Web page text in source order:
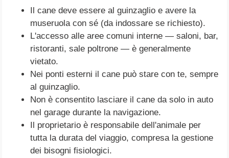
Il cane deve essere al guinzaglio e avere la
museruola con sé (da indossare se richiesto).
L'accesso alle aree comuni interne — saloni, bar,
ristoranti, sale poltrone — è generalmente
vietato.
Nei ponti esterni il cane può stare con te, sempre
al guinzaglio.
Non è consentito lasciare il cane da solo in auto
nel garage durante la navigazione.
Il proprietario è responsabile dell'animale per
tutta la durata del viaggio, compresa la gestione
dei bisogni fisiologici.